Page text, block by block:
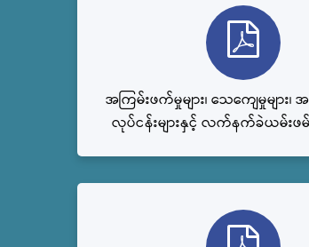
အကြမ်းဖက်မှုများ၊ သေကျေမှုများ၊
လုပ်ငန်းများနှင့် လက်နက်ခဲယမ်းဖမ်